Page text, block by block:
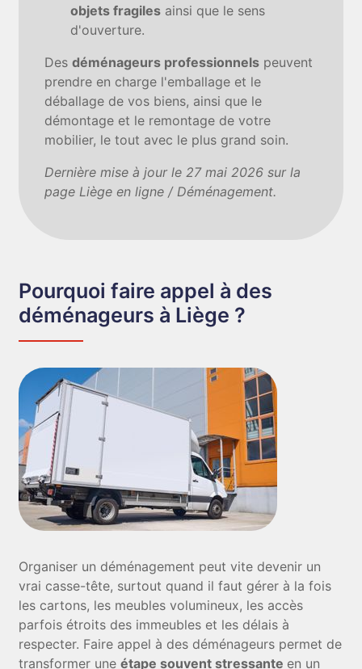
objets fragiles ainsi que le sens
d'ouverture.
Desdéménageurs professionnels peuvent
prendre en charge l'emballage et le
déballage de vos biens, ainsi que le
démontage et le remontage de votre
mobilier, le tout avec le plus grand soin.
Dernière mise à jour le 27 mai 2026 sur la
page Liège en ligne / Déménagement.
Pourquoi faire appel à des
déménageurs à Liège ?
Organiser un déménagement peut vite devenir un
vrai casse-tête, surtout quand il faut gérer à la fois
les cartons, les meubles volumineux, les accès
parfois étroits des immeubles et les délais à
respecter. Faire appel à des déménageurs permet de
transformer uneétape souvent stressante en un